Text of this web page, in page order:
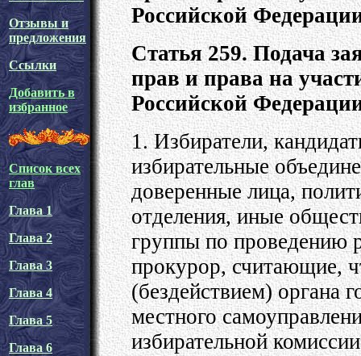
Отзывы и
предложения
Ссылки
Добавить в
избранное
Список всех
глав
Глава 1
Глава 2
Глава 3
Глава 4
Глава 5
Глава 6
Российской
Статья 259. Подача
прав и права на
Российской
1. Избиратели,
избирательные
доверенные лица,
отделения, иные
группы по проведению
прокурор, считающие,
(бездействием) органа
местного
избирательной